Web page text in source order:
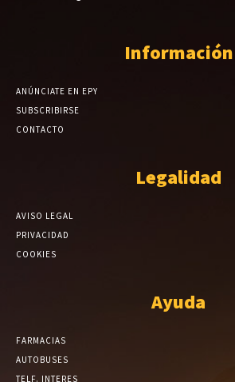
Información
ANÚNCIATE EN EPY
SUBSCRIBIRSE
CONTACTO
Legalidad
AVISO LEGAL
PRIVACIDAD
COOKIES
Ayuda
FARMACIAS
AUTOBUSES
TELF. INTERES